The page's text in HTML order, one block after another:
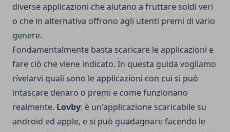
diverse applicazioni che aiutano a fruttare soldi veri
o che in alternativa offrono agli utenti premi di vario
genere.
Fondamentalmente basta scaricare le applicazioni e
fare ciò che viene indicato. In questa guida vogliamo
rivelarvi quali sono le applicazioni con cui si può
intascare denaro o premi e come funzionano
realmente. Lovby: è un'applicazione scaricabile su
android ed apple, e si può guadagnare facendo le